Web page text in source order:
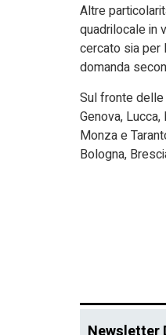
Altre
quadrilocale in
cercato sia per
domanda
Sul fronte
Genova,
Monza e
Bologna,